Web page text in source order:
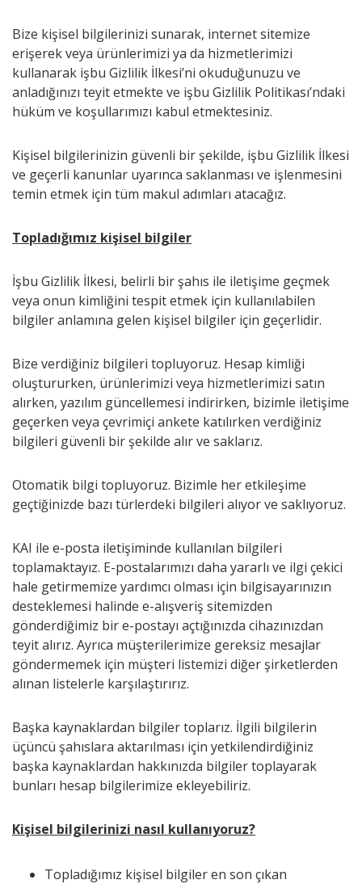
Bize kişisel bilgilerinizi sunarak, internet sitemize
erişerek veya ürünlerimizi ya da hizmetlerimizi
kullanarak işbu Gizlilik İlkesi’ni okuduğunuzu ve
anladığınızı teyit etmekte ve işbu Gizlilik Politikası’ndaki
hüküm ve koşullarımızı kabul etmektesiniz.
Kişisel bilgilerinizin güvenli bir şekilde, işbu Gizlilik İlkesi
ve geçerli kanunlar uyarınca saklanması ve işlenmesini
temin etmek için tüm makul adımları atacağız.
Topladığımız kişisel bilgiler
İşbu Gizlilik İlkesi, belirli bir şahıs ile iletişime geçmek
veya onun kimliğini tespit etmek için kullanılabilen
bilgiler anlamına gelen kişisel bilgiler için geçerlidir.
Bize verdiğiniz bilgileri topluyoruz. Hesap kimliği
oluştururken, ürünlerimizi veya hizmetlerimizi satın
alırken, yazılım güncellemesi indirirken, bizimle iletişime
geçerken veya çevrimiçi ankete katılırken verdiğiniz
bilgileri güvenli bir şekilde alır ve saklarız.
Otomatik bilgi topluyoruz. Bizimle her etkileşime
geçtiğinizde bazı türlerdeki bilgileri alıyor ve saklıyoruz.
KAI ile e-posta iletişiminde kullanılan bilgileri
toplamaktayız. E-postalarımızı daha yararlı ve ilgi çekici
hale getirmemize yardımcı olması için bilgisayarınızın
desteklemesi halinde e-alışveriş sitemizden
gönderdiğimiz bir e-postayı açtığınızda cihazınızdan
teyit alırız. Ayrıca müşterilerimize gereksiz mesajlar
göndermemek için müşteri listemizi diğer şirketlerden
alınan listelerle karşılaştırırız.
Başka kaynaklardan bilgiler toplarız. İlgili bilgilerin
üçüncü şahıslara aktarılması için yetkilendirdiğiniz
başka kaynaklardan hakkınızda bilgiler toplayarak
bunları hesap bilgilerimize ekleyebiliriz.
Kişisel bilgilerinizi nasıl kullanıyoruz?
Topladığımız kişisel bilgiler en son çıkan